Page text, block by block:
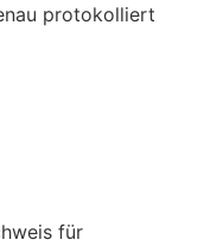
protokolliert
für